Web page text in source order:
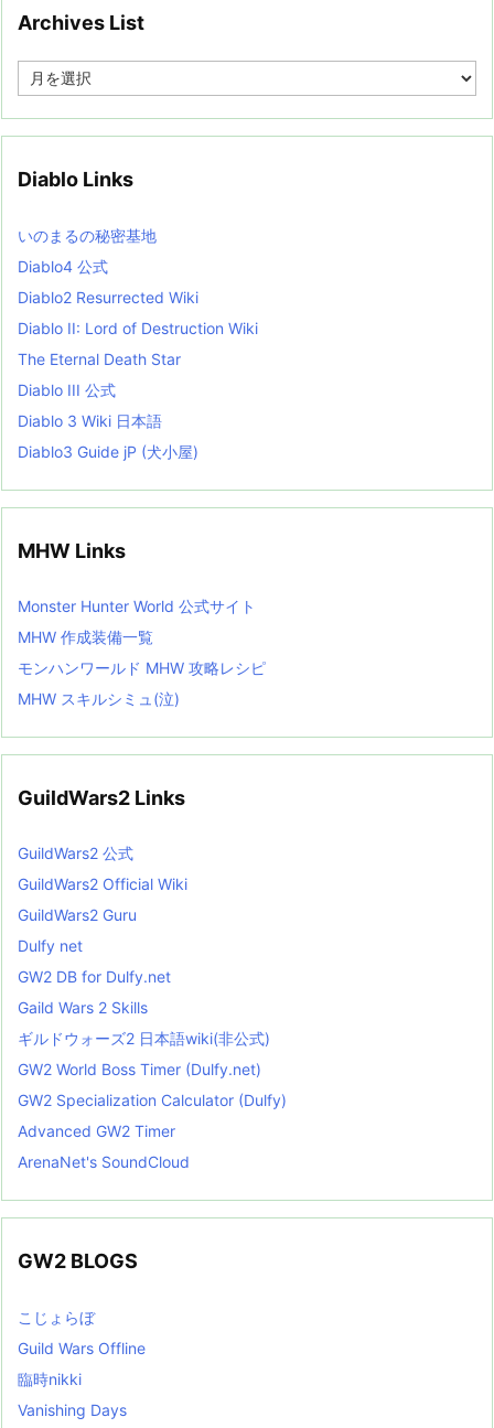
Archives List
e
i
s
t
Diablo Links
いのまるの秘密基地
Diablo4 公式
Diablo2 Resurrected Wiki
Diablo II: Lord of Destruction Wiki
The Eternal Death Star
Diablo III 公式
Diablo 3 Wiki 日本語
Diablo3 Guide jP (犬小屋)
MHW Links
Monster Hunter World 公式サイト
MHW 作成装備一覧
モンハンワールド MHW 攻略レシピ
MHW スキルシミュ(泣)
GuildWars2 Links
GuildWars2 公式
GuildWars2 Official Wiki
GuildWars2 Guru
Dulfy net
GW2 DB for Dulfy.net
Gaild Wars 2 Skills
ギルドウォーズ2 日本語wiki(非公式)
GW2 World Boss Timer (Dulfy.net)
GW2 Specialization Calculator (Dulfy)
Advanced GW2 Timer
ArenaNet's SoundCloud
GW2 BLOGS
こじょらぼ
Guild Wars Offline
臨時nikki
Vanishing Days